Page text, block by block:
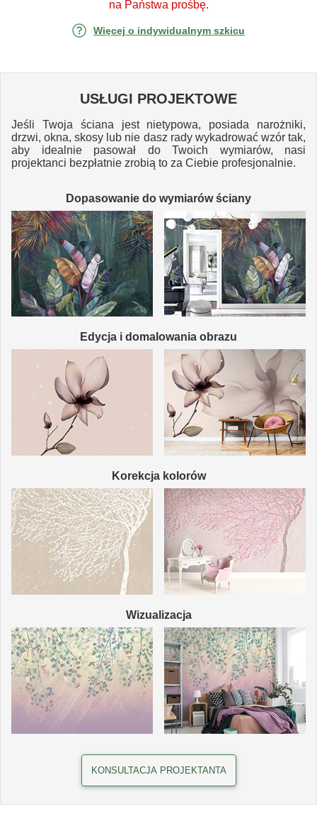
na Państwa prośbę.
Więcej o indywidualnym szkicu
USŁUGI PROJEKTOWE
Jeśli Twoja ściana jest nietypowa, posiada narożniki,
drzwi, okna, skosy lub nie dasz rady wykadrować wzór tak,
aby idealnie pasował do Twoich wymiarów, nasi
projektanci bezpłatnie zrobią to za Ciebie profesjonalnie.
Dopasowanie do wymiarów ściany
Edycja i domalowania obrazu
Korekcja kolorów
Wizualizacja
KONSULTACJA PROJEKTANTA